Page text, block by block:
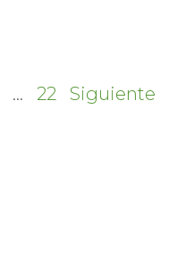
… Página
22
Siguiente